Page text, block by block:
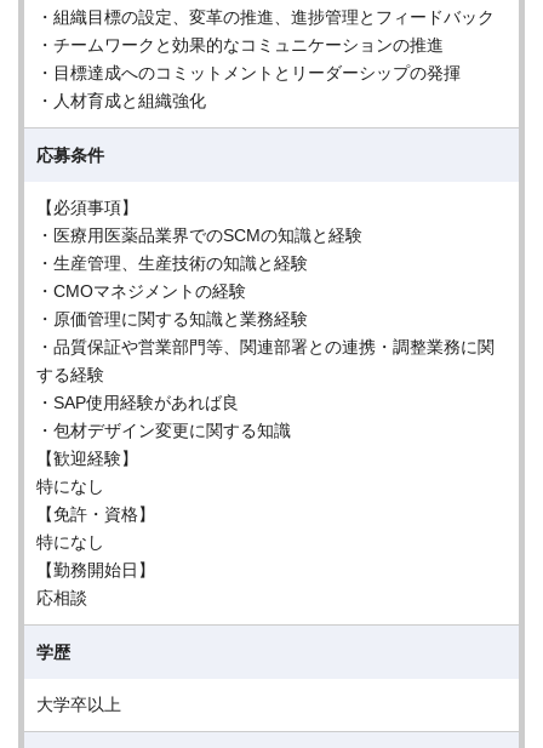
・組織目標の設定、変革の推進、進捗管理とフィードバック
・チームワークと効果的なコミュニケーションの推進
・目標達成へのコミットメントとリーダーシップの発揮
・人材育成と組織強化
応募条件
【必須事項】
・医療用医薬品業界でのSCMの知識と経験
・生産管理、生産技術の知識と経験
・CMOマネジメントの経験
・原価管理に関する知識と業務経験
・品質保証や営業部門等、関連部署との連携・調整業務に関
する経験
・SAP使用経験があれば良
・包材デザイン変更に関する知識
【歓迎経験】
特になし
【免許・資格】
特になし
【勤務開始日】
応相談
学歴
大学卒以上